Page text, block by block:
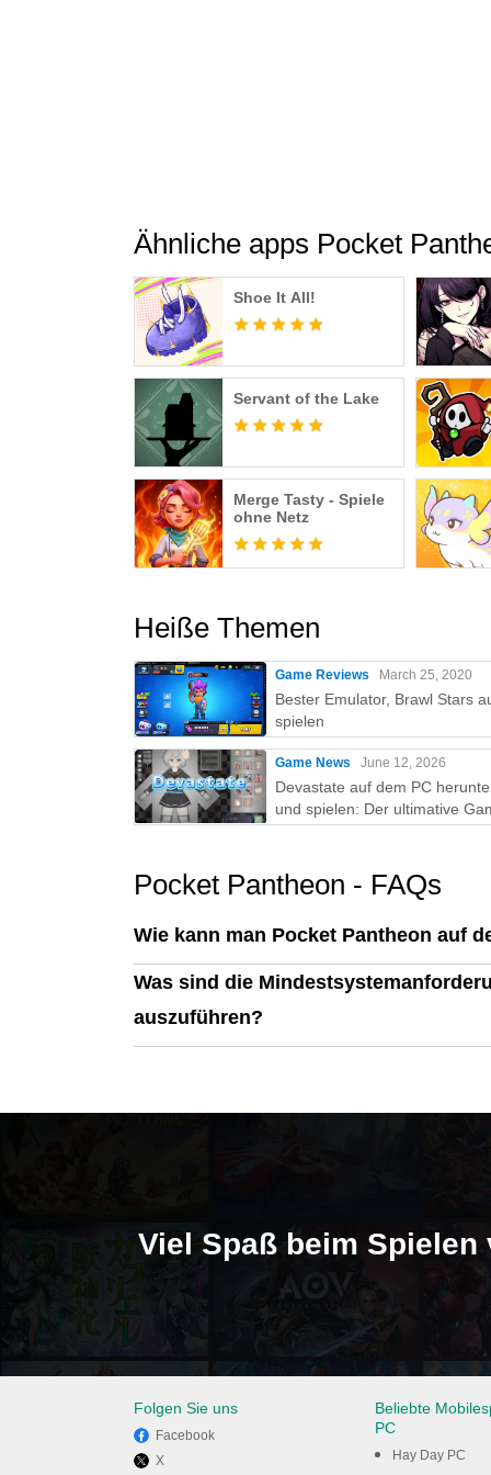
Ähnliche apps Pocket
Shoe It All!
Servant of the Lake
Merge Tasty - Spiele
ohne Netz
Heiße Themen
Game Reviews March 25, 2020
Bester Emulator, Brawl Stars
spielen
Game News June 12, 2026
Devastate auf dem PC
und spielen: Der ultimative
Guide mit MEmu Play
Pocket Pantheon - FAQs
Wie kann man Pocket Pantheon auf
Was sind die
auszuführen?
Viel Spaß beim
Folgen Sie uns
Facebook
X
Beliebte
PC
Hay Day PC